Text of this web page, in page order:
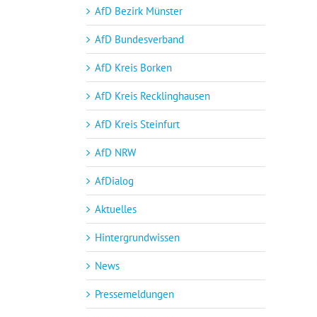
AfD Bezirk Münster
AfD Bundesverband
AfD Kreis Borken
AfD Kreis Recklinghausen
AfD Kreis Steinfurt
AfD NRW
AfDialog
Aktuelles
Hintergrundwissen
News
Pressemeldungen